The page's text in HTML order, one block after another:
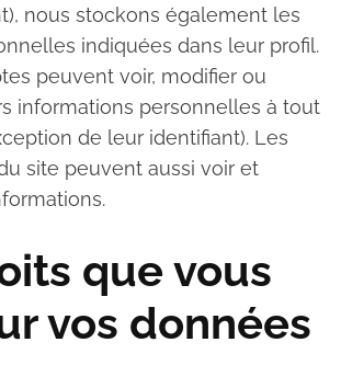
nous stockons également les
indiquées dans leur profil.
peuvent voir, modifier ou
informations personnelles à tout
de leur identifiant). Les
site peuvent aussi voir et
que vous
vos données